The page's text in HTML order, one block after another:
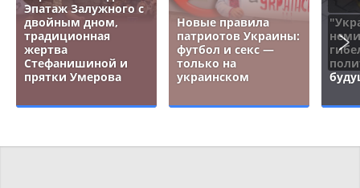
Эпатаж Залужного с
двойным дном,
традиционная
жертва
Стефанишиной и
прятки Умерова
Новые правила
патриотов Украины:
футбол и секс —
только на
украинском